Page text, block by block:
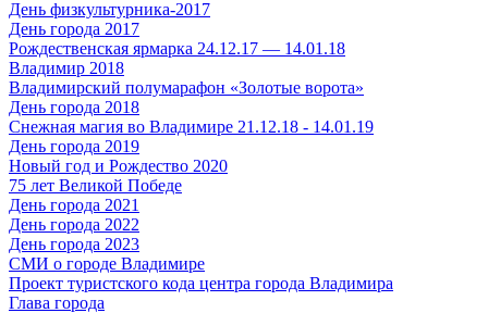
День физкультурника-2017
День города 2017
Рождественская ярмарка 24.12.17 — 14.01.18
Владимир 2018
Владимирский полумарафон «Золотые ворота»
День города 2018
Снежная магия во Владимире 21.12.18 - 14.01.19
День города 2019
Новый год и Рождество 2020
75 лет Великой Победе
День города 2021
День города 2022
День города 2023
СМИ о городе Владимире
Проект туристского кода центра города Владимира
Глава города